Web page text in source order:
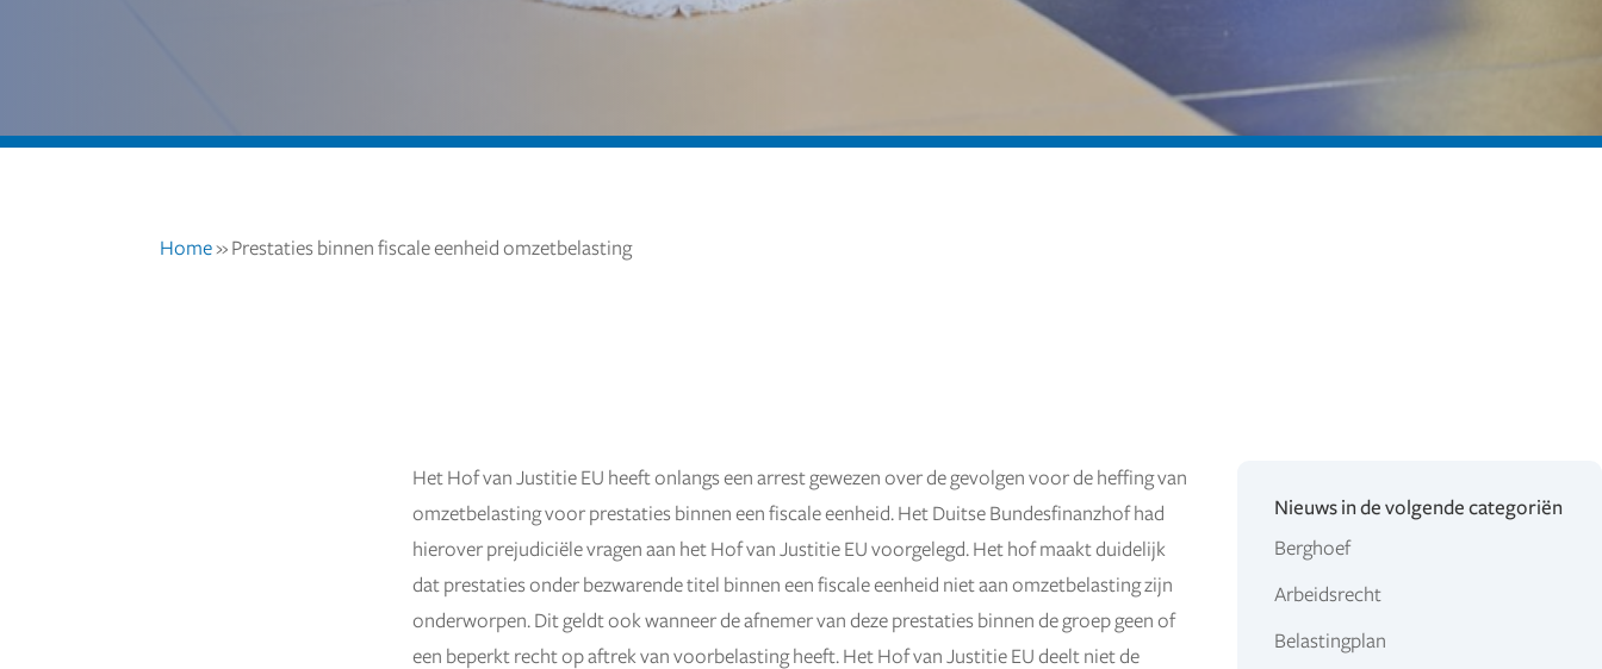
Home» Prestaties binnen fiscale eenheid omzetbelasting
Het Hof van Justitie EU heeft onlangs een arrest gewezen over de gevolgen voor de heffing van
omzetbelasting voor prestaties binnen een fiscale eenheid. Het Duitse Bundesfinanzhof had
hierover prejudiciële vragen aan het Hof van Justitie EU voorgelegd. Het hof maakt duidelijk
dat prestaties onder bezwarende titel binnen een fiscale eenheid niet aan omzetbelasting zijn
onderworpen. Dit geldt ook wanneer de afnemer van deze prestaties binnen de groep geen of
een beperkt recht op aftrek van voorbelasting heeft. Het Hof van Justitie EU deelt niet de
Nieuws in de volgende categoriën
Berghoef
Arbeidsrecht
Belastingplan